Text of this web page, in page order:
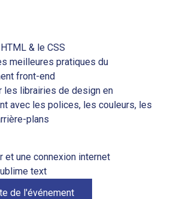
& le CSS
meilleures pratiques du
front-end
les librairies de design en
avec les polices, les couleurs, les
plans
et une connexion internet
text
de l'événement